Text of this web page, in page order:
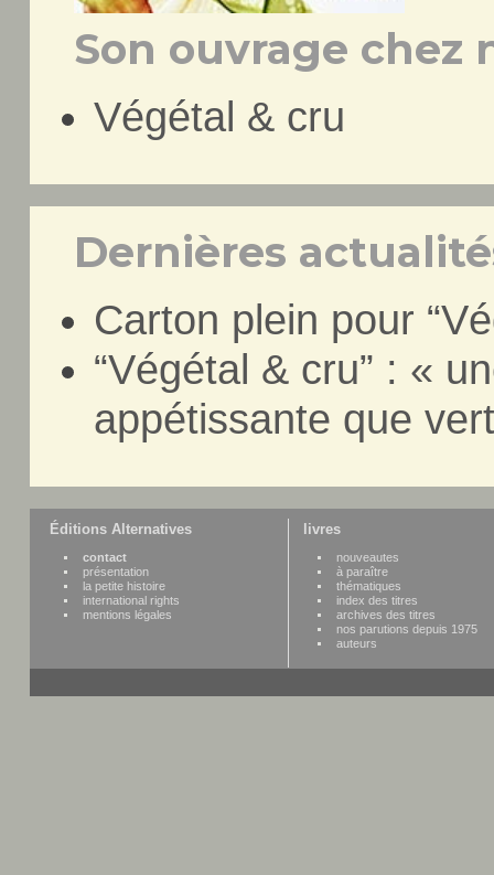
Son ouvrage chez
Végétal & cru
Dernières
Carton plein pour
“Végétal & cru” : «
appétissante que
Éditions Alternatives
contact
présentation
la petite histoire
international rights
mentions légales
livres
nouveautes
à paraître
thématiques
index des titres
archives des titres
nos parutions depuis 1975
auteurs